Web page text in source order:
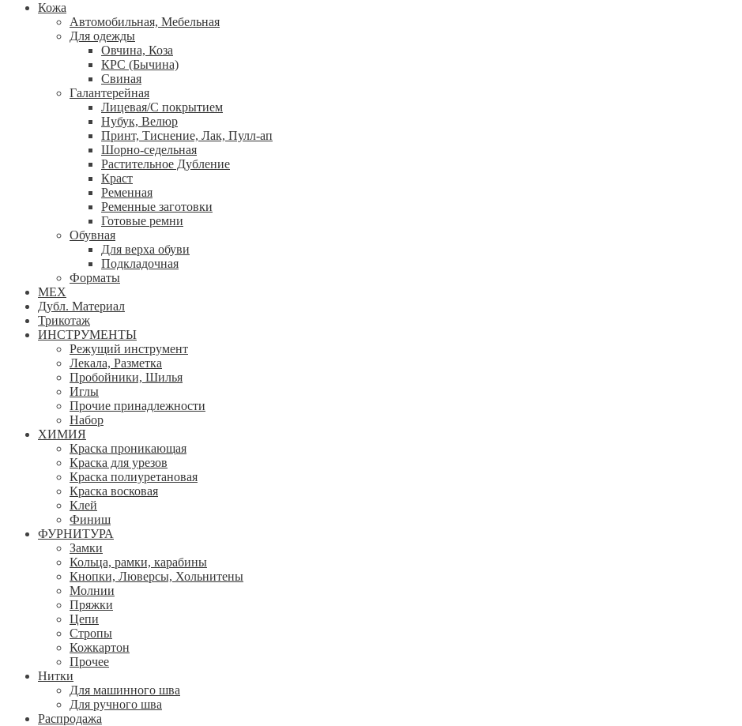
Кожа
Автомобильная, Мебельная
Для одежды
Овчина, Коза
КРС (Бычина)
Свиная
Галантерейная
Лицевая/С покрытием
Нубук, Велюр
Принт, Тиснение, Лак, Пулл-ап
Шорно-седельная
Растительное Дубление
Краст
Ременная
Ременные заготовки
Готовые ремни
Обувная
Для верха обуви
Подкладочная
Форматы
МЕХ
Дубл. Материал
Трикотаж
ИНСТРУМЕНТЫ
Режущий инструмент
Лекала, Разметка
Пробойники, Шилья
Иглы
Прочие принадлежности
Набор
ХИМИЯ
Краска проникающая
Краска для урезов
Краска полиуретановая
Краска восковая
Клей
Финиш
ФУРНИТУРА
Замки
Кольца, рамки, карабины
Кнопки, Люверсы, Хольнитены
Молнии
Пряжки
Цепи
Стропы
Кожкартон
Прочее
Нитки
Для машинного шва
Для ручного шва
Распродажа